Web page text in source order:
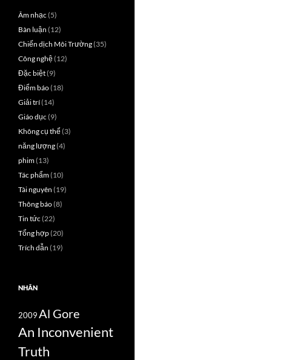
Âm nhạc (5)
Bàn luận (12)
Chiến dịch Môi Trường(35)
Công nghệ (12)
Đặc biệt(9)
Điểm báo(18)
Giải trí(14)
Giáo dục (9)
Không cụ thể (3)
năng lượng(4)
phim(13)
Tác phẩm(10)
Tài nguyên (19)
Thông báo(8)
Tin tức (22)
Tổng hợp(20)
Trích dẫn (19)
NHÃN
2009Al Gore
An Inconvenient
Truth